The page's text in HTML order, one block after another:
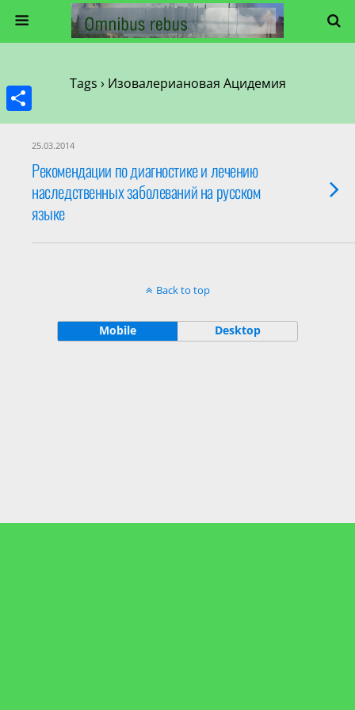
Tags › Изовалериановая Ацидемия
25.03.2014
Рекомендации по диагностике и лечению
наследственных заболеваний на русском
языке
Back to top
Mobile Desktop
Share